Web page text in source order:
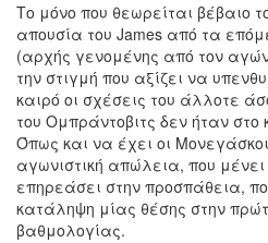
Το μόνο που θεωρείται βέβαιο
απουσία του James από τα
(αρχής γενομένης από τον
την στιγμή που αξίζει να
καιρό οι σχέσεις του άλλοτε
του Oμπράντοβιτς δεν ήταν
Όπως και να έχει οι
αγωνιστική απώλεια, που
επηρεάσει στην προσπάθεια,
κατάληψη μίας θέσης στην
βαθμολογίας.